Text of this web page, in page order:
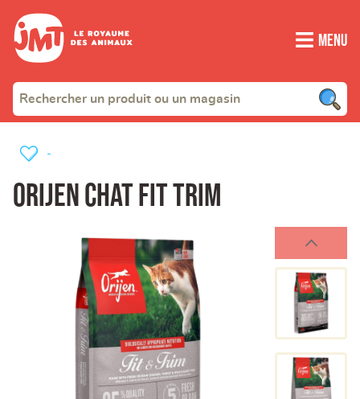
Menu
ORIJEN CHAT FIT TRIM
-